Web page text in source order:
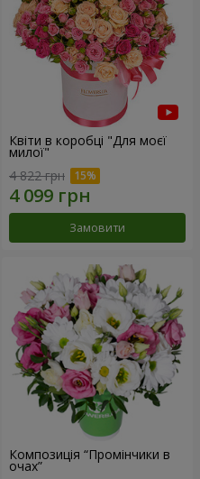
Квіти в коробці "Для моєї
милої"
4 822 грн
Замовити
Композиція “Промінчики в
очах”